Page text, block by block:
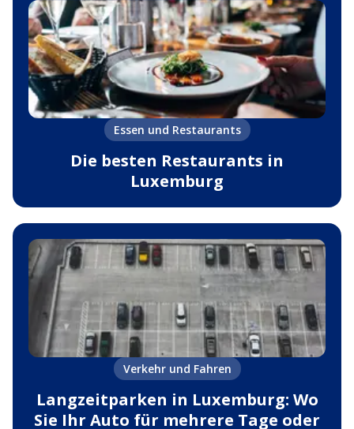
Essen und Restaurants
Die besten Restaurants in
Luxemburg
Verkehr und Fahren
Langzeitparken in Luxemburg: Wo
Sie Ihr Auto für mehrere Tage oder